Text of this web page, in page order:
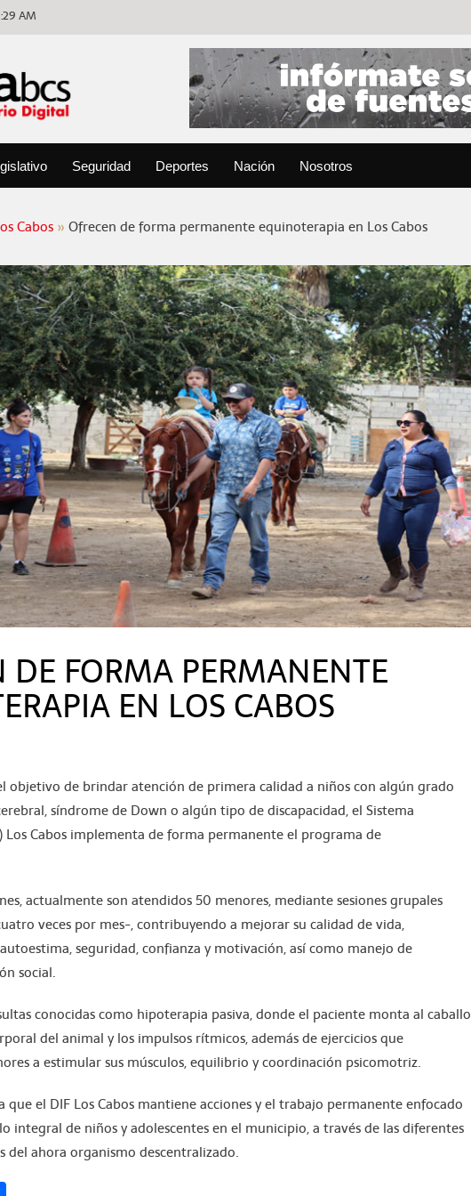
AM
Seguridad Deportes Nación Nosotros
Cabos Ofrecen de forma permanente equinoterapia en Los Cabos
DE FORMA PERMANENTE
EN LOS CABOS
objetivo de brindar atención de primera calidad a niños con algún grado
síndrome de Down o algún tipo de discapacidad, el Sistema
Los Cabos implementa de forma permanente el programa de
actualmente son atendidos 50 menores, mediante sesiones grupales
veces por mes-, contribuyendo a mejorar su calidad de vida,
seguridad, confianza y motivación, así como manejo de
social.
conocidas como hipoterapia pasiva, donde el paciente monta al caballo
del animal y los impulsos rítmicos, además de ejercicios que
a estimular sus músculos, equilibrio y coordinación psicomotriz.
que el DIF Los Cabos mantiene acciones y el trabajo permanente enfocado
integral de niños y adolescentes en el municipio, a través de las diferentes
del ahora organismo descentralizado.